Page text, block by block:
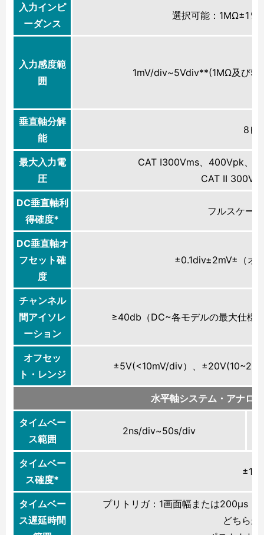
入力インピ
ーダンス
選択可能：1MΩ±1％
入力感度範
囲
1mV/div~5Vdiv**(1MΩ及び
垂直軸分解
能
8ビ
最大入力電
圧
CAT I300Vms、400Vpk、
CAT II
DC垂直軸利
得確度*
フルスケー
DC垂直軸オ
フセット確
度
±0.1div±2mV±（オ
チャンネル
間アイソレ
ーション
≥40db（DC~各モデルの最大仕様
オフセッ
ト・レンジ
±5V(<10mV/div）、
水平軸システム・アナロ
タイムベー
ス範囲
2ns/div~50s/div
タイムベー
ス確度*
タイムベー
ス遅延時間
プリトリガ：1画面幅または200μs（
どちらか